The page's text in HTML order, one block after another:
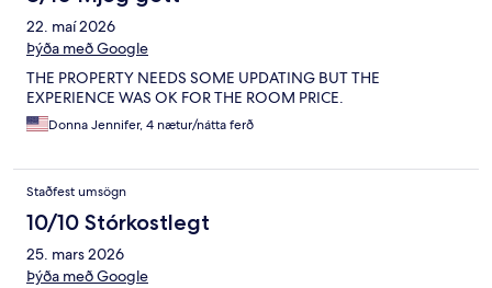
22. maí 2026
Þýða með Google
THE PROPERTY NEEDS SOME UPDATING BUT THE
EXPERIENCE WAS OK FOR THE ROOM PRICE.
Donna Jennifer, 4 nætur/nátta ferð
Staðfest umsögn
10/10 Stórkostlegt
25. mars 2026
Þýða með Google